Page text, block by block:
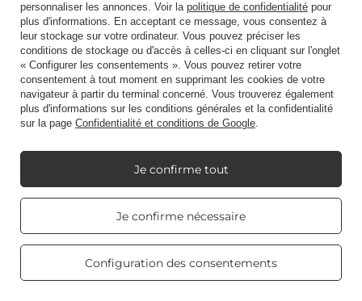
Bougies parfumées et traditionnelles pour la
Comment choisir les meilleures bougies
parfumées pour la Saint-Valentin ? Quelles
personnaliser les annonces. Voir la politique de confidentialité pour
plus d'informations. En acceptant ce message, vous consentez à
leur stockage sur votre ordinateur. Vous pouvez préciser les
conditions de stockage ou d'accès à celles-ci en cliquant sur l'onglet
« Configurer les consentements ». Vous pouvez retirer votre
consentement à tout moment en supprimant les cookies de votre
navigateur à partir du terminal concerné. Vous trouverez également
plus d'informations sur les conditions générales et la confidentialité
sur la page Confidentialité et conditions de Google.
Je confirme nécessaire
Configuration des consentements
Je confirme tout